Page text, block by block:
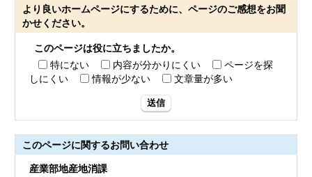
より良いホームページにするために、ページのご感想をお聞
かせください。
このページは役に立ちましたか。
特にない
内容が分かりにくい
ページを探
しにくい
情報が少ない 文章量が多い
送信
このページに関するお問い合わせ
産業部地産地消課